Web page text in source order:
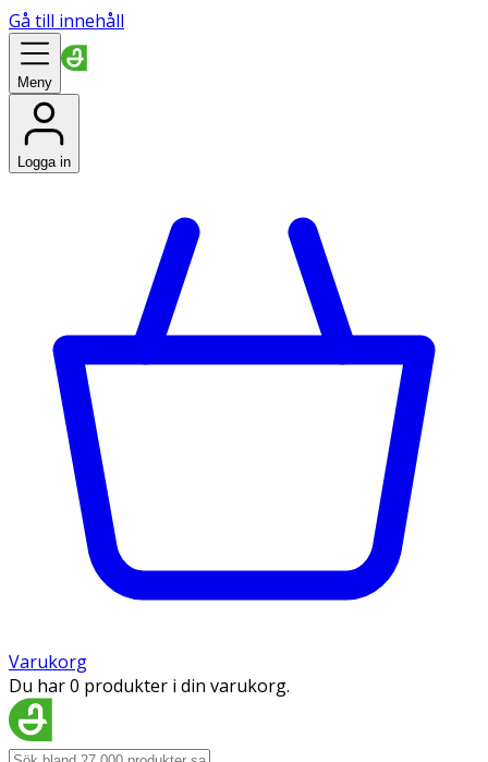
Gå till innehåll
Meny
Logga in
Varukorg
Du har 0 produkter i din varukorg.